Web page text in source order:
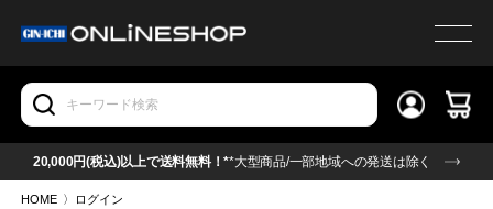
20,000円(税込)以上で送料無料！**大型商品/一部地域への発送は除く
HOME 〉 ログイン